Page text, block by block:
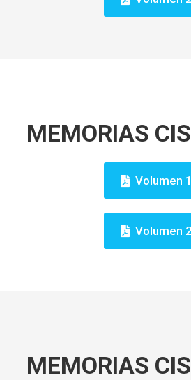
MEMORIAS
Volumen 1
Volumen 2
MEMORIAS